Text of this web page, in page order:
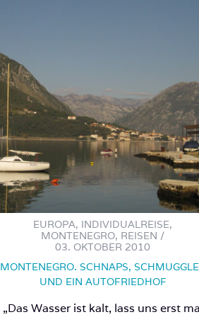
EUROPA, INDIVIDUALREISE,
MONTENEGRO, REISEN /
03. OKTOBER 2010
MONTENEGRO. SCHNAPS,
UND EIN AUTOFRIEDHOF
„Das Wasser ist kalt, lass uns erst